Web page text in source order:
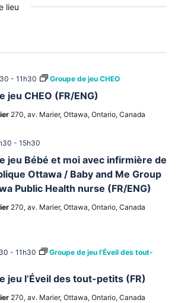
lieu
jeu CHEO (FR/ENG)
- 11h30 Groupe de jeu CHEO
270, av. Marier, Ottawa, Ontario, Canada
jeu Bébé et moi avec infirmière de
Ottawa / Baby and Me Group
Public Health nurse (FR/ENG)
- 15h30
270, av. Marier, Ottawa, Ontario, Canada
jeu l’Éveil des tout-petits (FR)
- 11h30
Groupe de jeu l’Éveil des tout-
270, av. Marier, Ottawa, Ontario, Canada